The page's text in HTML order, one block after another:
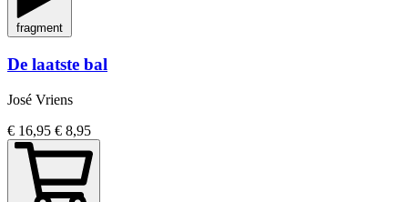
fragment
De laatste bal
José Vriens
€ 16,95 € 8,95